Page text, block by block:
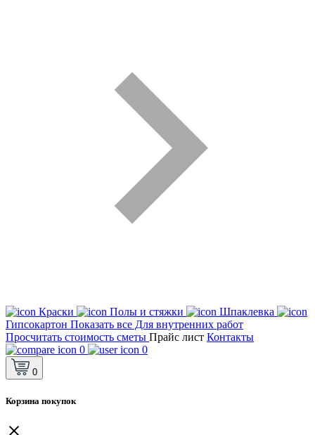
Краски Полы и стяжки
Шпаклевка
Гипсокартон Показать все Для внутренних работ
Просчитать стоимость сметы Прайс лист Контакты
0
0
0
Корзина покупок